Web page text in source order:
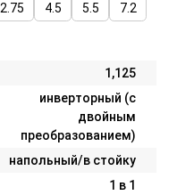
2.75 4.5 5.5
7.2
1,125
инверторный (с
двойным
преобразованием)
напольный/в стойку
1 в 1